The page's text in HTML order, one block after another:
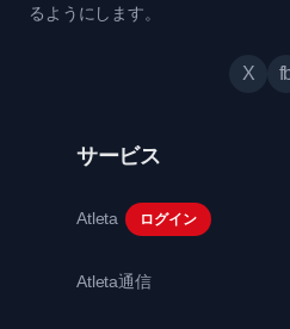
るようにします。
X
サービス
Atleta ログイン
Atleta通信